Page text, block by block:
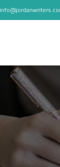
صدور رواية
محمد سرسك